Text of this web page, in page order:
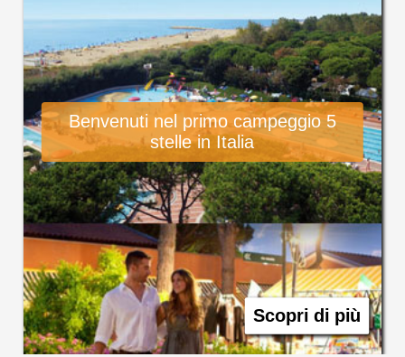
Benvenuti nel primo campeggio 5
stelle in Italia
Scopri di più